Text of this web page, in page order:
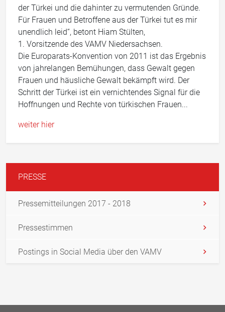
der Türkei und die dahinter zu vermutenden Gründe.
Für Frauen und Betroffene aus der Türkei tut es mir
unendlich leid“, betont Hiam Stülten,
1. Vorsitzende des VAMV Niedersachsen.
Die Europarats-Konvention von 2011 ist das Ergebnis
von jahrelangen Bemühungen, dass Gewalt gegen
Frauen und häusliche Gewalt bekämpft wird. Der
Schritt der Türkei ist ein vernichtendes Signal für die
Hoffnungen und Rechte von türkischen Frauen...
weiter hier
PRESSE
Pressemitteilungen 2017 - 2018
Pressestimmen
Postings in Social Media über den VAMV